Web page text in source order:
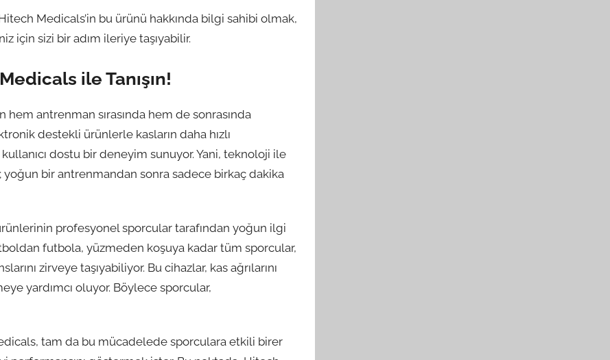
Medicals’in bu ürünü hakkında bilgi sahibi olmak,
için sizi bir adım ileriye taşıyabilir.
ile Tanışın!
antrenman sırasında hem de sonrasında
destekli ürünlerle kasların daha hızlı
dostu bir deneyim sunuyor. Yani, teknoloji ile
bir antrenmandan sonra sadece birkaç dakika
profesyonel sporcular tarafından yoğun ilgi
futbola, yüzmeden koşuya kadar tüm sporcular,
zirveye taşıyabiliyor. Bu cihazlar, kas ağrılarını
yardımcı oluyor. Böylece sporcular,
tam da bu mücadelede sporculara etkili birer